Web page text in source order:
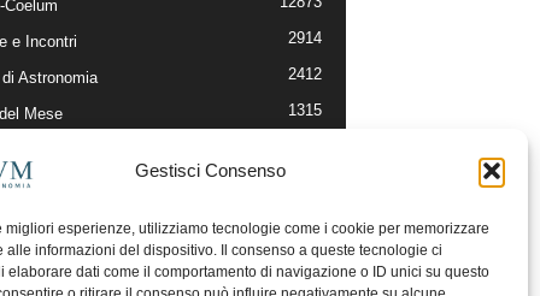
Gestisci Consenso
migliori esperienze, utilizziamo tecnologie come i cookie per memorizzare
alle informazioni del dispositivo. Il consenso a queste tecnologie ci
elaborare dati come il comportamento di navigazione o ID unici su questo
Coelum
e Incontri 2914
di Astronomia 2412
Mese 1315
e Risorse On-Line
della Redazione